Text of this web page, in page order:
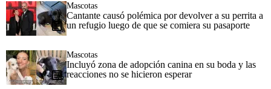
Mascotas
Cantante causó polémica por devolver a su perrita a
un refugio luego de que se comiera su pasaporte
Mascotas
Incluyó zona de adopción canina en su boda y las
reacciones no se hicieron esperar